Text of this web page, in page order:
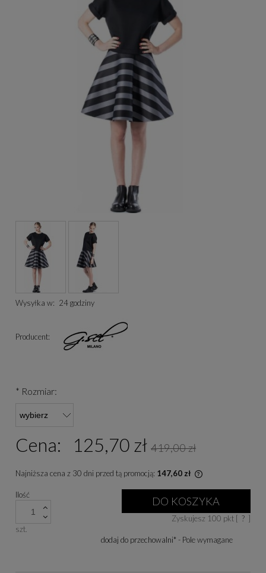
Wysyłka w: 24 godziny
Producent:
* Rozmiar:
Cena: 125,70 zł 419,00 zł
Najniższa cena z 30 dni przed tą promocją: 147,60 zł
niż 30 dni,
cena od
się w sprzedaży.
Ilość
szt.
DO KOSZYKA
Zyskujesz 100 pkt [ ? ]
dodaj do przechowalni* - Pole wymagane